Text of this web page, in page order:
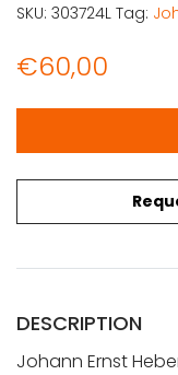
€60,00
Hebenstreits, J.
SKU: 303724L Tag:
DESCRIPTION
Johann Ernst